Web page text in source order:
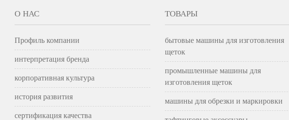
О НАС
Профиль компании
интерпретация бренда
корпоративная культура
история развития
сертификация качества
ТОВАРЫ
бытовые машины для изготовления
щеток
промышленные машины для
изготовления щеток
машины для обрезки и маркировки